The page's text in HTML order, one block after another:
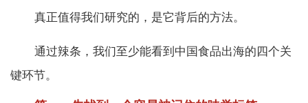
真正值得我们研究的，是它背后的方法。
通过辣条，我们至少能看到中国食品出海的四个关
键环节。